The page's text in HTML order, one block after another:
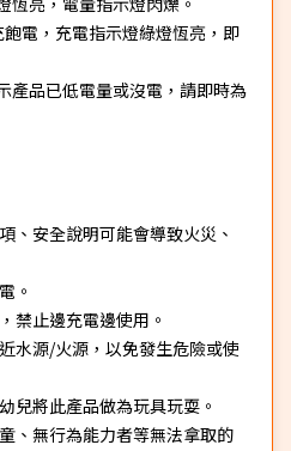
電，充電指示燈綠燈恆亮，即
產品已低電量或沒電，請即時為
、安全說明可能會導致火災、
。
禁止邊充電邊使用。
水源/火源，以免發生危險或使
兒將此產品做為玩具玩耍。
、無行為能力者等無法拿取的